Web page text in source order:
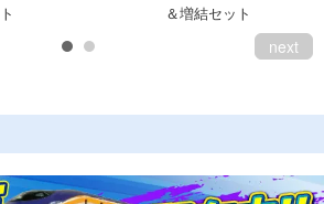
ト
＆増結セット
next